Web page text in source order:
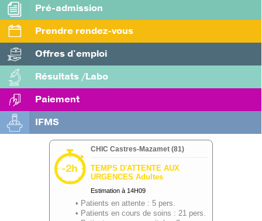
Pré-admission
Prendre rendez-vous
Offres d'emploi
Résultats /Labo
Paiement
IFMS